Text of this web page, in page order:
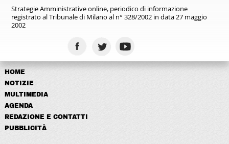
Strategie Amministrative online, periodico di informazione
registratoal Tribunale di Milano al n° 328/2002 in data 27 maggio
2002
HOME
NOTIZIE
MULTIMEDIA
AGENDA
REDAZIONE E CONTATTI
PUBBLICITÀ